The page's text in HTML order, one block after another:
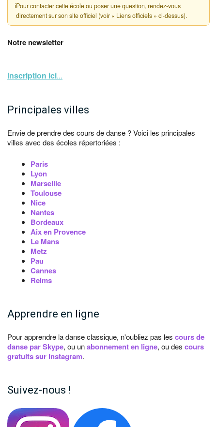
ℹPour contacter cette école ou poser une question, rendez-vous
directement sur son site officiel (voir « Liens officiels » ci-dessus).
Notre newsletter
Inscription ici...
Principales villes
Envie de prendre des cours de danse ? Voici les principales
villes avec des écoles répertoriées :
Paris
Lyon
Marseille
Toulouse
Nice
Nantes
Bordeaux
Aix en Provence
Le Mans
Metz
Pau
Cannes
Reims
Apprendre en ligne
Pour apprendre la danse classique, n'oubliez pas les cours de
danse par Skype, ou unabonnement en ligne, ou des cours
gratuits sur Instagram.
Suivez-nous !